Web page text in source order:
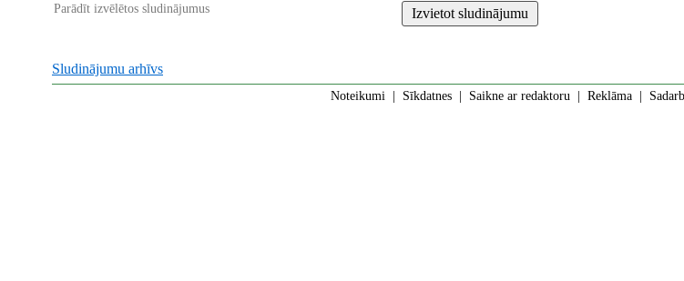
Parādīt izvēlētos sludinājumus
Sludinājumu arhīvs
Noteikumi Sīkdatnes Saikne ar redaktoru Reklāma